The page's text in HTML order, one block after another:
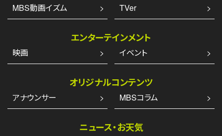
MBS動画イズム TVer
エンターテインメント
映画 イベント
オリジナルコンテンツ
アナウンサー MBSコラム
ニュース・お天気